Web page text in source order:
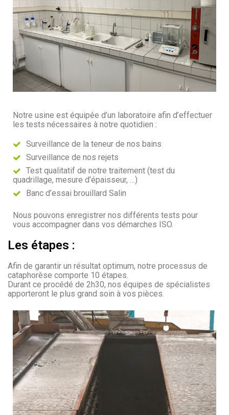
Notre usine est équipée d’un laboratoire afin d’effectuer
les tests nécessaires à notre quotidien :
Surveillance de la teneur de nos bains
Surveillance de nos rejets
Test qualitatif de notre traitement (test du
quadrillage, mesure d’épaisseur, …)
Banc d’essai brouillard Salin
Nous pouvons enregistrer nos différents tests pour
vous accompagner dans vos démarches ISO.
Les étapes :
Afin de garantir un résultat optimum, notre processus de
cataphorèse comporte 10 étapes.
Durant ce procédé de 2h30, nos équipes de spécialistes
apporteront le plus grand soin à vos pièces.